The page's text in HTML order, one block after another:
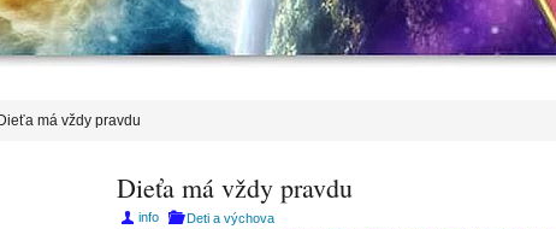
Dieťa má vždy pravdu
Dieťa má vždy pravdu
info Deti a výchova